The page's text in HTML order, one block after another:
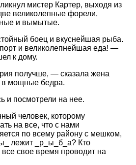
мистер Картер, выходя из
великолепные форели,
и вымытые.
боец и вкуснейшая рыба.
и великолепнейшая еда! —
к дому.
получше, — сказала жена
в мощные бедра.
и посмотрели на нее.
человек, которому
на все, что с нами
по всему району с мешком,
лежит _р_ы_б_а? Кто
все свое время проводит на